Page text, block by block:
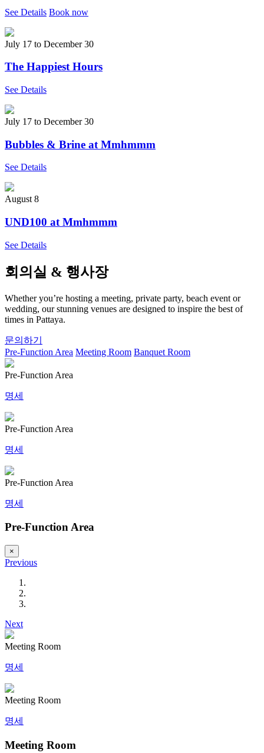
See Details Book now
July 17 to December 30
The Happiest Hours
See Details
July 17 to December 30
Bubbles & Brine at Mmhmmm
See Details
August 8
UND100 at Mmhmmm
See Details
회의실 & 행사장
Whether you’re hosting a meeting, private party, beach event or
wedding, our stunning venues are designed to inspire the best of
times in Pattaya.
문의하기
Pre-Function Area Meeting Room Banquet Room
Pre-Function Area
명세
Pre-Function Area
명세
Pre-Function Area
명세
Pre-Function Area
×
Previous
Next
Meeting Room
명세
Meeting Room
명세
Meeting Room